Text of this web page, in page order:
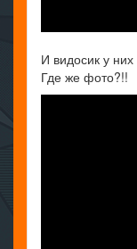
И видосик у них
Где же фото?!!